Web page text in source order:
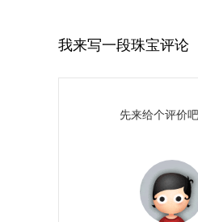
我来写一段珠宝评论
先来给个评价吧